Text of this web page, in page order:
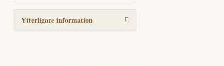
Ytterligare information